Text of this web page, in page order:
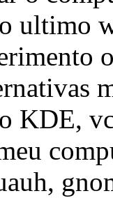
ultimo
KDE,